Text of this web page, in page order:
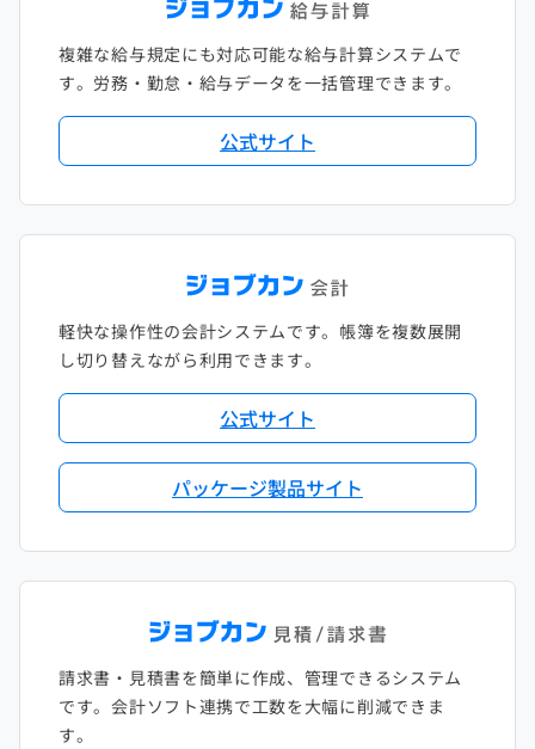
複雑な給与規定にも対応可能な給与計算システムで
す。労務・勤怠・給与データを一括管理できます。
公式サイト
軽快な操作性の会計システムです。帳簿を複数展開
し切り替えながら利用できます。
公式サイト
パッケージ製品サイト
請求書・見積書を簡単に作成、管理できるシステム
です。会計ソフト連携で工数を大幅に削減できま
す。